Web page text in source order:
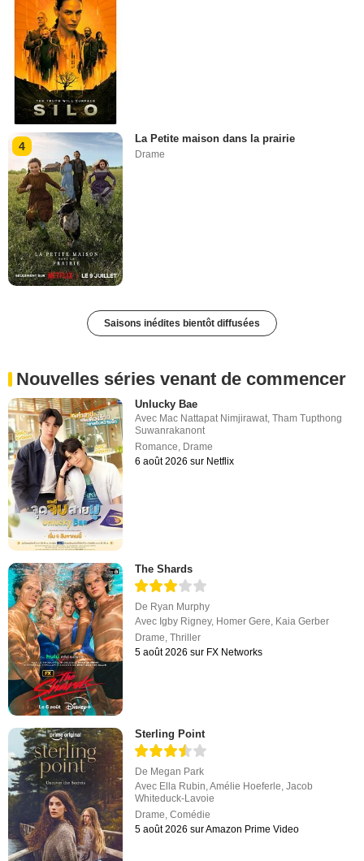
4
La Petite maison dans la prairie
Drame
Saisons inédites bientôt diffusées
Nouvelles séries venant de commencer
Unlucky Bae
Avec Mac Nattapat Nimjirawat ,Tham Tupthong
Suwanrakanont
Romance Drame
6 août 2026 sur Netflix
The Shards
De Ryan Murphy
Avec Igby Rigney, Homer Gere, Kaia Gerber
Drame,Thriller
5 août 2026 sur FX Networks
Sterling Point
De Megan Park
Avec Ella Rubin,Amélie Hoeferle,Jacob
Whiteduck-Lavoie
Drame,Comédie
5 août 2026 sur Amazon Prime Video